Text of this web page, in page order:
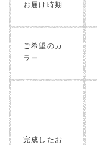
お届け時期
ご希望のカ
ラー
完成したお